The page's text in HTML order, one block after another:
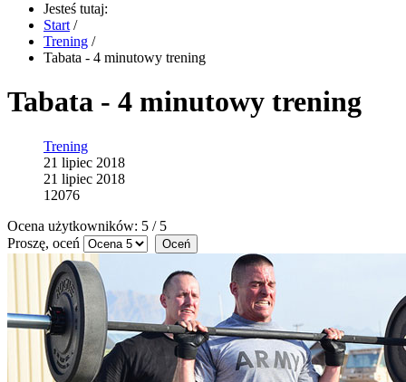
Jesteś tutaj:
Start /
Trening /
Tabata - 4 minutowy trening
Tabata - 4 minutowy trening
Trening
21 lipiec 2018
21 lipiec 2018
12076
Ocena użytkowników: 5 / 5
Proszę, oceń